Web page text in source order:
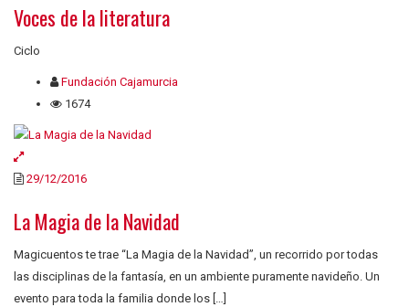
Voces de la literatura
Ciclo
Fundación Cajamurcia
1674
29/12/2016
La Magia de la Navidad
Magicuentos te trae “La Magia de la Navidad”, un recorrido por todas
las disciplinas de la fantasía, en un ambiente puramente navideño. Un
evento para toda la familia donde los […]